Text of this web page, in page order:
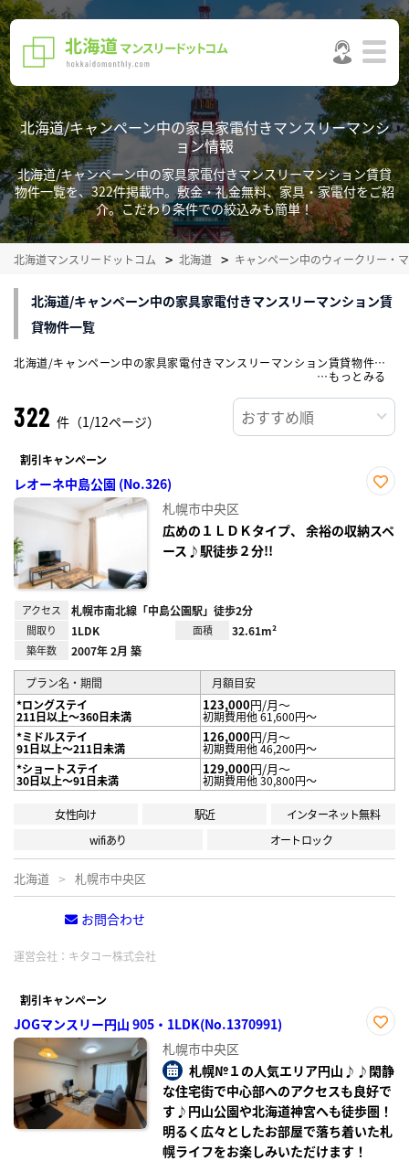
北海道/キャンペーン中の家具家電付きマンスリーマンシ
ョン情報
北海道/キャンペーン中の家具家電付きマンスリーマンション賃貸
物件一覧を、322件掲載中。敷金・礼金無料、家具・家電付をご紹
介。こだわり条件での絞込みも簡単！
北海道マンスリードットコム 北海道 キャンペーン中のウィークリー・
北海道/キャンペーン中の家具家電付きマンスリーマンション賃
貸物件一覧
322 件（1/12ページ）
割引キャンペーン
レオーネ中島公園 (No.326)
り登
録
札幌市中央区
広めの１ＬＤＫタイプ、 余裕の収納スペ
ース♪駅徒歩２分!!
アクセス 札幌市南北線「中島公園駅」徒歩2分
間取り 1LDK 面積 32.61m²
築年数 2007年 2月 築
プラン名・期間
月額目安
*ロングステイ
211日以上～360日未満
123,000円/月～
初期費用他 61,600円～
*ミドルステイ
91日以上～211日未満
126,000円/月～
初期費用他 46,200円～
*ショートステイ
30日以上～91日未満
129,000円/月～
初期費用他 30,800円～
女性向け 駅近
インターネット無料
wifiあり
オートロック
北海道 札幌市中央区
お問合わせ
運営会社： キタコー株式会社
割引キャンペーン
JOGマンスリー円山 905・1LDK(No.1370991)
り登
録
札幌市中央区
札幌№１の人気エリア円山♪♪閑静
な住宅街で中心部へのアクセスも良好で
す♪円山公園や北海道神宮へも徒歩圏！
明るく広々としたお部屋で落ち着いた札
幌ライフをお楽しみいただけます！
北海道/キャンペーン中の家具家電付きマンスリーマンション賃貸物件一覧を、322件掲載中。敷金・礼金無料、家具・家電付をご紹介。こだわり条件での絞込みも簡単！
…